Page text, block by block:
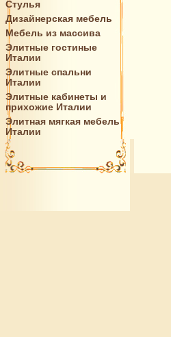
Стулья
Дизайнерская мебель
Мебель из массива
Элитные гостиные
Италии
Элитные спальни
Италии
Элитные кабинеты и
прихожие Италии
Элитная мягкая мебель
Италии